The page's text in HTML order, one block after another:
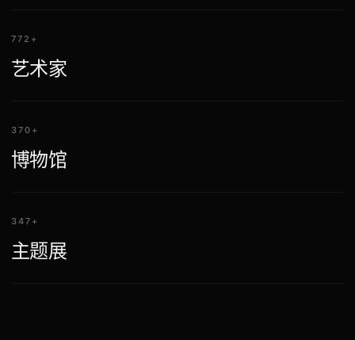
772+
艺术家
370+
博物馆
347+
主题展